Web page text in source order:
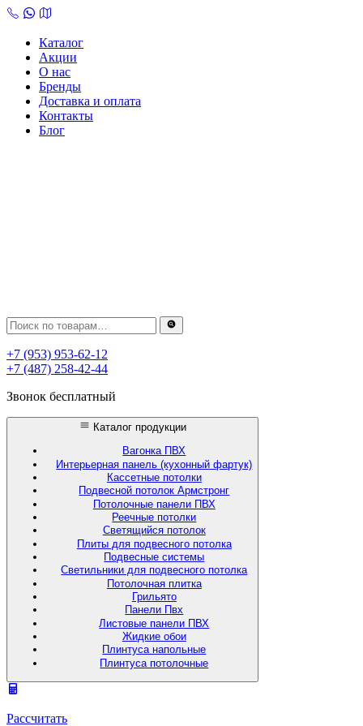
Skip
contentКаталог
Акции
О нас
Бренды
Доставка и оплата
Контакты
Блог
+7 (953) 953-62-12
+7 (487) 258-42-44
Звонок бесплатный
Каталог продукции
Вагонка ПВХ
Интерьерная панель (кухонный фартук)
Кассетные потолки
Подвесной потолок Армстронг
Потолочные панели ПВХ
Реечные потолки
Светящийся потолок
Плиты для подвесного потолка
Подвесные системы
Светильники для подвесного потолка
Потолочная плитка
Грильято
Панели Пвх
Листовые панели ПВХ
Жидкие обои
Плинтуса напольные
Плинтуса потолочные
Рассчитать